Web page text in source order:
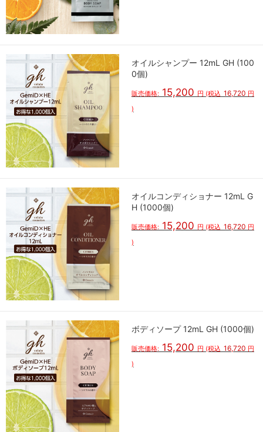
オイルシャンプー 12mL GH (100
0個)
販売価格: 15,200 円 (税込 16,720 円
)
オイルコンディショナー 12mL G
H (1000個)
販売価格: 15,200 円 (税込 16,720 円
)
ボディソープ 12mL GH (1000個)
販売価格: 15,200 円 (税込 16,720 円
)